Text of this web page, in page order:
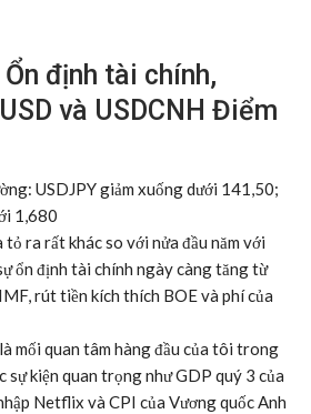
định tài chính,
và USDCNH Điểm
: USDJPY giảm xuống dưới 141,50;
1,680
tỏ ra rất khác so với nửa đầu năm với
ổn định tài chính ngày càng tăng từ
rút tiền kích thích BOE và phí của
mối quan tâm hàng đầu của tôi trong
sự kiện quan trọng như GDP quý 3 của
Netflix và CPI của Vương quốc Anh